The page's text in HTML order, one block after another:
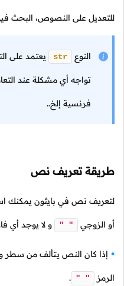
للتعديل على النصوص، البحث
النوع str يعتمد على
تواجه أي مشكلة عند
فرنسية إلخ..
طريقة تعريف نص
لتعريف نص في بايثون يمكنك
أو الزوجي " " و لا يوجد أي
إذا كان النص يتألف من سطر
الرمز " "
.